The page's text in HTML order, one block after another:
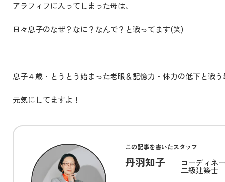
アラフィフに入ってしまった母は、
日々息子のなぜ？なに？なんで？と戦ってます(笑)
息子４歳・とうとう始まった老眼＆記憶力・体力の低下と戦
元気にしてますよ！
この記事を書いたスタッフ
丹羽知子 コーディネ
二級建築士